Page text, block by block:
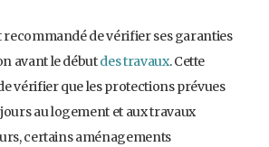
recommandé de vérifier ses garanties
avant le débutdes travaux. Cette
vérifier que les protections prévues
au logement et aux travaux
certains aménagements